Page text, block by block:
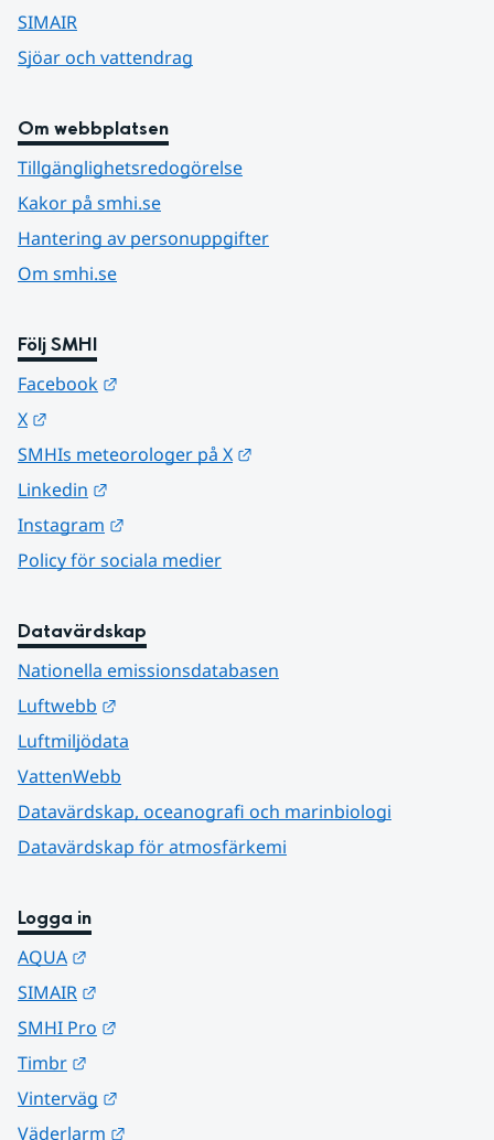
SIMAIR
Sjöar och vattendrag
Om webbplatsen
Tillgänglighetsredogörelse
Kakor på smhi.se
Hantering av personuppgifter
Om smhi.se
Följ SMHI
Facebook
X
SMHIs meteorologer på X
Linkedin
Instagram
Policy för sociala medier
Datavärdskap
Nationella emissionsdatabasen
Luftwebb
Luftmiljödata
VattenWebb
Datavärdskap, oceanografi och marinbiologi
Datavärdskap för atmosfärkemi
Logga in
AQUA
SIMAIR
SMHI Pro
Timbr
Vinterväg
Väderlarm